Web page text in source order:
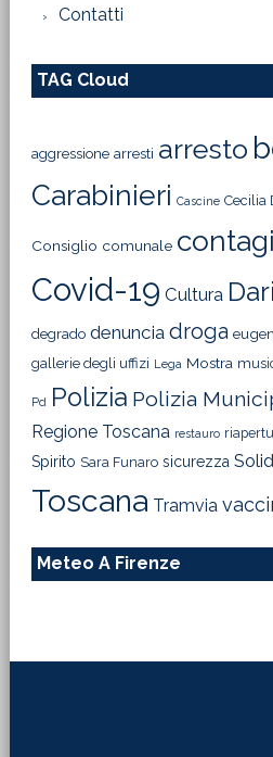
Contatti
TAG Cloud
aggressione arresti arresto
Carabinieri Cascine Cecilia
Consiglio comunale contagi
Covid-19 Cultura
degrado denuncia droga
gallerie degli uffizi Lega Mostra
Pd Polizia Polizia
Regione Toscana restauro
Spirito Sara Funaro sicurezza
Toscana Tramvia
Meteo A Firenze